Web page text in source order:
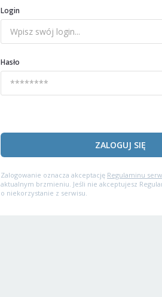
Login
Hasło
ZALOGUJ SIĘ
Zalogowanie oznacza akceptację Regulaminu
aktualnym brzmieniu. Jeśli nie akceptujesz
o niekorzystanie z serwisu.